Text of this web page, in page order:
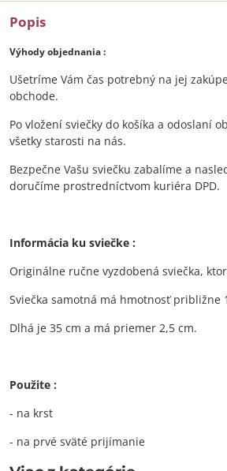
Popis
Výhody objednania :
Ušetríme Vám čas potrebný na jej
obchode.
Po vložení sviečky do košíka a odoslaní
všetky starosti na nás.
Bezpečne Vašu sviečku zabalíme a
doručíme prostredníctvom kuriéra DPD.
Informácia ku sviečke :
Originálne ručne vyzdobená sviečka,
Sviečka samotná má hmotnosť približne
Dlhá je 35 cm a má priemer 2,5 cm.
Použite :
- na krst
- na prvé sväté prijímanie